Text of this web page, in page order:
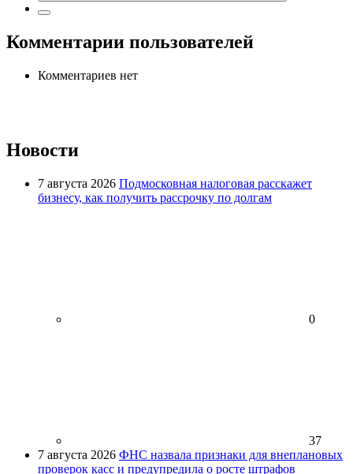
Комментарии пользователей
Комментариев нет
Новости
7 августа 2026 Подмосковная налоговая расскажет
бизнесу, как получить рассрочку по долгам
0
37
7 августа 2026 ФНС назвала признаки для внеплановых
проверок касс и предупредила о росте штрафов